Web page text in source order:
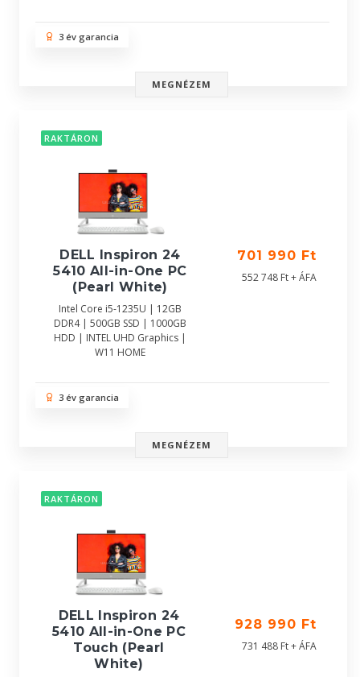
3 év garancia
MEGNÉZEM
RAKTÁRON
DELL Inspiron 24
5410 All-in-One PC
(Pearl White)
Intel Core i5-1235U | 12GB
DDR4 | 500GB SSD | 1000GB
HDD | INTEL UHD Graphics |
W11 HOME
701 990 Ft
552 748 Ft + ÁFA
3 év garancia
MEGNÉZEM
RAKTÁRON
DELL Inspiron 24
5410 All-in-One PC
Touch (Pearl
White)
928 990 Ft
731 488 Ft + ÁFA